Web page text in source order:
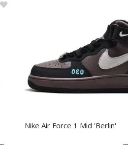
Nike Air Force 1 Mid 'Berlin'